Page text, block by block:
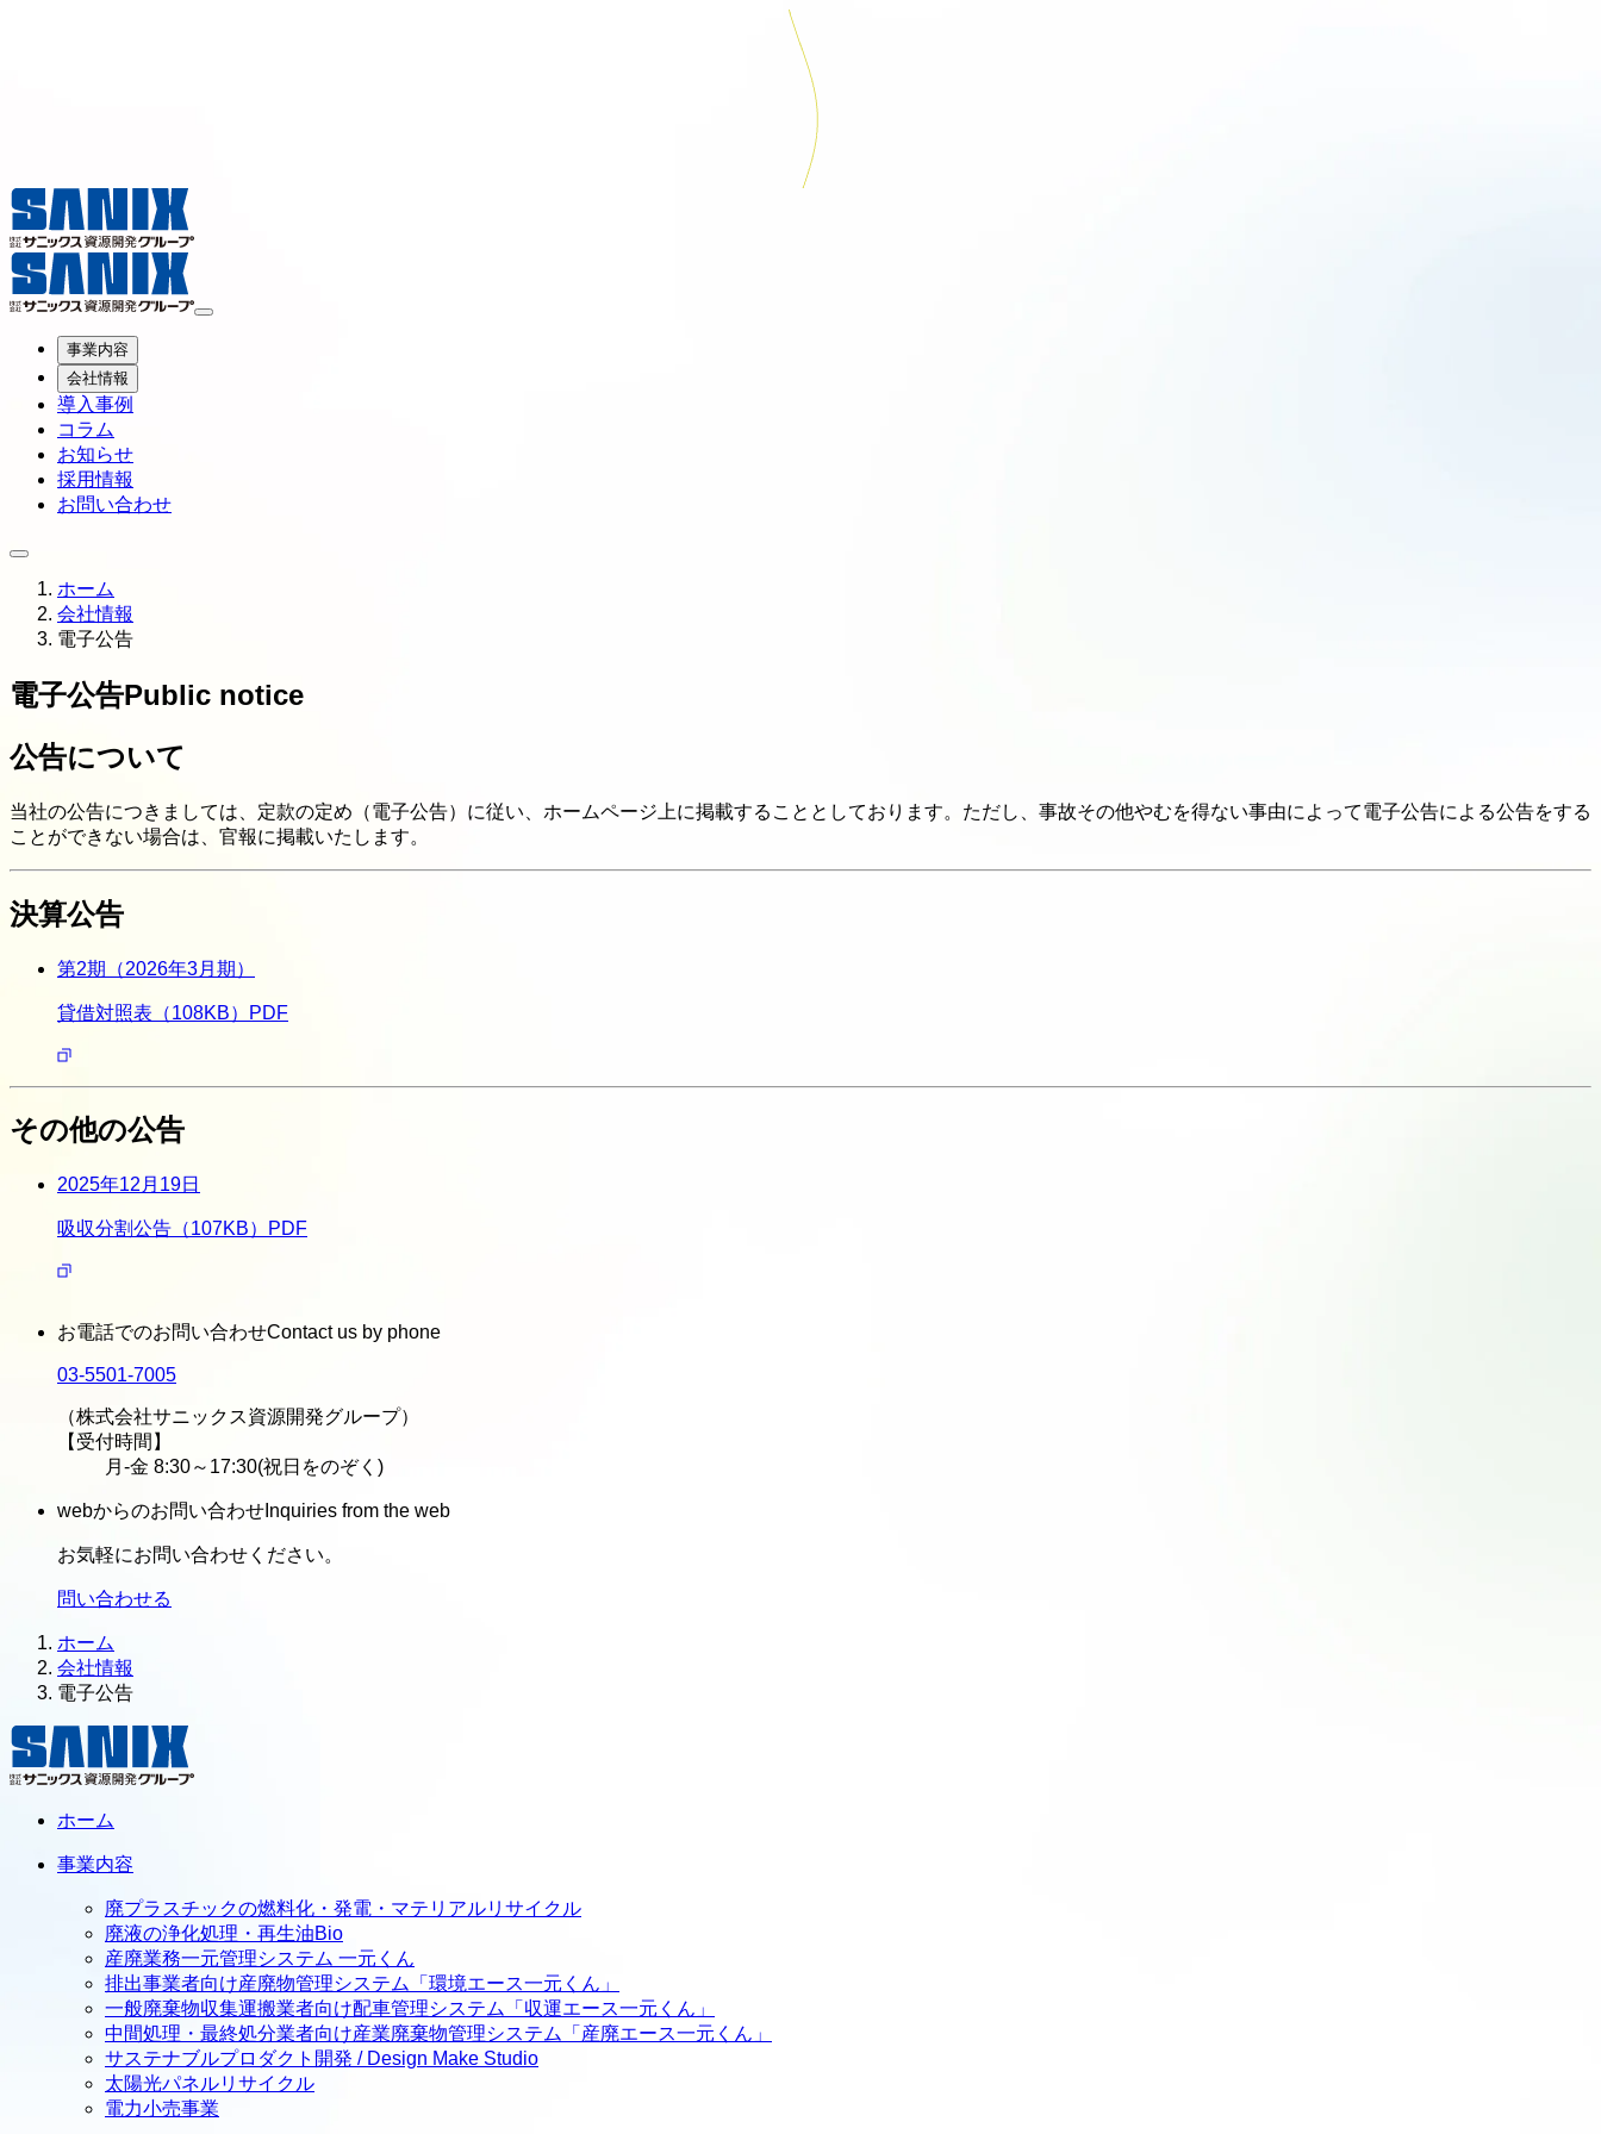
事業内容
会社情報
導入事例
コラム
お知らせ
採用情報
お問い合わせ
ホーム
会社情報
電子公告
電子公告Public notice
公告について
当社の公告につきましては、定款の定め（電子公告）に従い、ホームページ上に掲載することとしております。ただし、事故その他やむを得ない事由によって電子公告による公告をする
ことができない場合は、官報に掲載いたします。
決算公告
第2期（2026年3月期）
貸借対照表（108KB） PDF
その他の公告
2025年12月19日
吸収分割公告（107KB） PDF
お電話でのお問い合わせContact us by phone
03-5501-7005
（株式会社サニックス資源開発グループ）
【受付時間】
月-金 8:30～17:30(祝日をのぞく)
webからのお問い合わせ Inquiries from the web
お気軽にお問い合わせください。
問い合わせる
ホーム
会社情報
電子公告
ホーム
事業内容
廃プラスチックの燃料化・発電・マテリアルリサイクル
廃液の浄化処理・再生油Bio
産廃業務一元管理システム 一元くん
排出事業者向け産廃物管理システム「環境エース一元くん」
一般廃棄物収集運搬業者向け配車管理システム「収運エース一元くん」
中間処理・最終処分業者向け産業廃棄物管理システム「産廃エース一元くん」
サステナブルプロダクト開発 / Design Make Studio
太陽光パネルリサイクル
電力小売事業